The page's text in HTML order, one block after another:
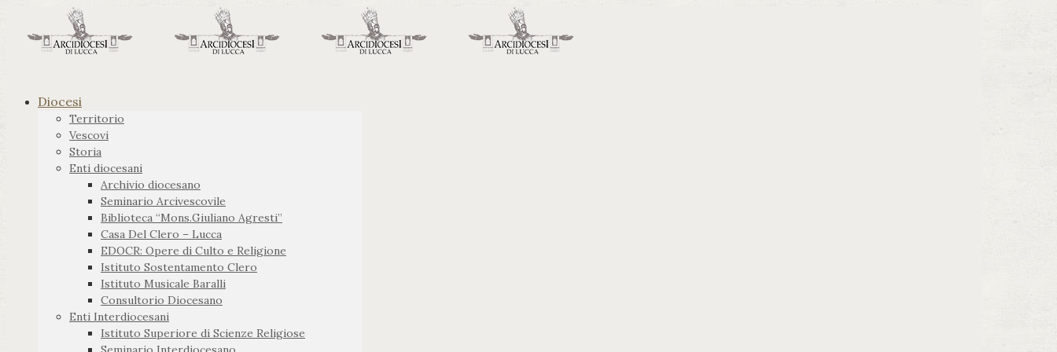
Diocesi
Territorio
Vescovi
Storia
Enti diocesani
Archivio diocesano
Seminario Arcivescovile
Biblioteca “Mons.Giuliano Agresti”
Casa Del Clero – Lucca
EDOCR: Opere di Culto e Religione
Istituto Sostentamento Clero
Istituto Musicale Baralli
Consultorio Diocesano
Enti Interdiocesani
Istituto Superiore di Scienze Religiose